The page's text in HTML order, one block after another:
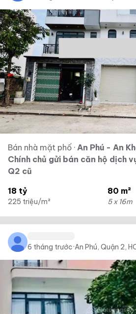
Bán nhà mặt phố · An Phú - An
Chính chủ gửi bán căn hộ dịch
Q2 cũ
18 tỷ
225 triệu/m²
80 m²
5 x 16m
6 tháng trước·An Phú, Quận 2,